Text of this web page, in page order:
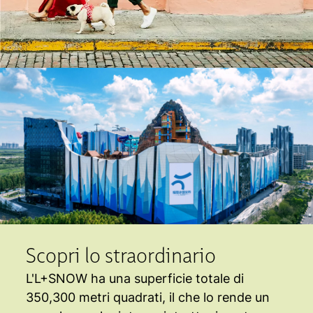
Scopri lo straordinario
L'L+SNOW ha una superficie totale di
350,300 metri quadrati, il che lo rende un